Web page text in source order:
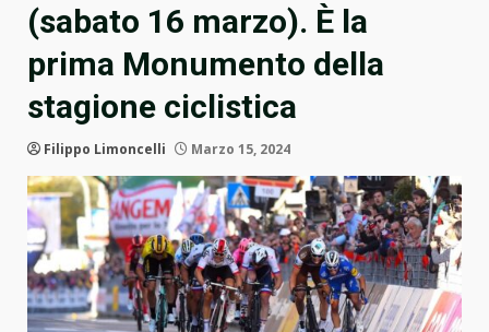
(sabato 16 marzo). È la
prima Monumento della
stagione ciclistica
Filippo Limoncelli Marzo 15, 2024